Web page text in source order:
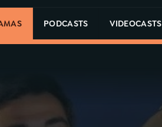
PODCASTS VIDEOCASTS